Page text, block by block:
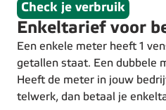
Check je verbruik
Enkeltarief voor
Een enkele meter heeft 1
getallen staat. Een dubbele
Heeft de meter in jouw
telwerk, dan betaal je